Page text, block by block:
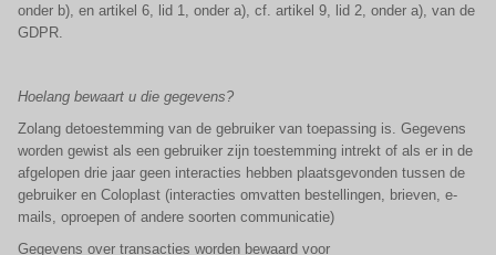
onder b), en artikel 6, lid 1, onder a), cf. artikel 9, lid 2, onder a), van de
GDPR.
Hoelang bewaart u die gegevens?
Zolang detoestemming van de gebruiker van toepassing is. Gegevens
worden gewist als een gebruiker zijn toestemming intrekt of als er in de
afgelopen drie jaar geen interacties hebben plaatsgevonden tussen de
gebruiker en Coloplast (interacties omvatten bestellingen, brieven, e-
mails, oproepen of andere soorten communicatie)
Gegevens over transacties worden bewaard voor